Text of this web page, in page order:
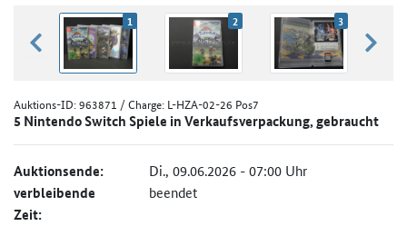
zurück blättern
1 2 3
Auktions-ID:963871 / Charge: L-HZA-02-26 Pos7
5 Nintendo Switch Spiele in Verkaufsverpackung, gebraucht
Auktionsende: Di., 09.06.2026 - 07:00 Uhr
verbleibende
Zeit:
beendet